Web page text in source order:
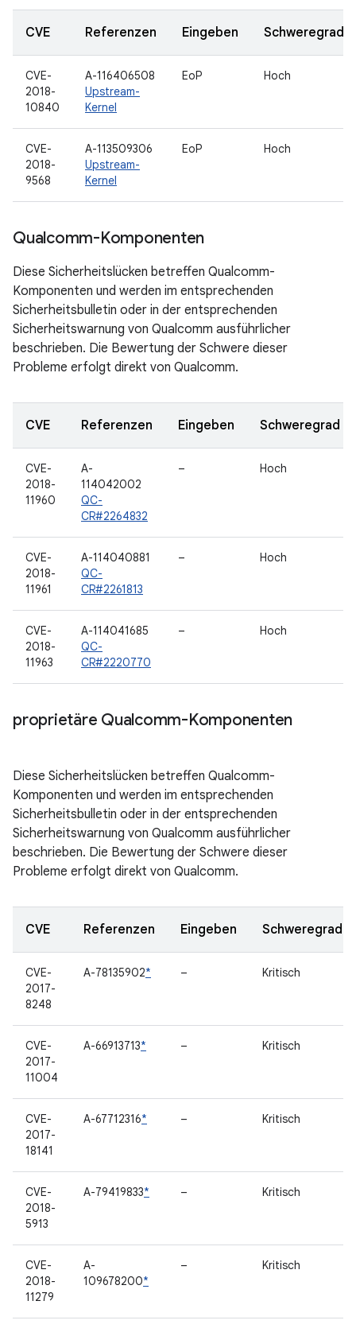
CVE Referenzen Eingeben Schweregrad
CVE-
2018-
10840
A-116406508
Upstream-
Kernel
EoP Hoch
CVE-
2018-
9568
A-113509306
Upstream-
Kernel
EoP Hoch
Qualcomm-Komponenten
Diese Sicherheitslücken betreffen Qualcomm-
Komponenten und werden im entsprechenden
Sicherheitsbulletin oder in der entsprechenden
Sicherheitswarnung von Qualcomm ausführlicher
beschrieben. Die Bewertung der Schwere dieser
Probleme erfolgt direkt von Qualcomm.
CVE Referenzen Eingeben Schweregrad
CVE-
2018-
11960
A-
114042002
QC-
CR#2264832
– Hoch
CVE-
2018-
11961
A-114040881
QC-
CR#2261813
– Hoch
CVE-
2018-
11963
A-114041685
QC-
CR#2220770
– Hoch
proprietäre Qualcomm-Komponenten
Diese Sicherheitslücken betreffen Qualcomm-
Komponenten und werden im entsprechenden
Sicherheitsbulletin oder in der entsprechenden
Sicherheitswarnung von Qualcomm ausführlicher
beschrieben. Die Bewertung der Schwere dieser
Probleme erfolgt direkt von Qualcomm.
CVE Referenzen Eingeben Schweregrad
CVE-
2017-
8248
A-78135902* – Kritisch
CVE-
2017-
11004
A-66913713* – Kritisch
CVE-
2017-
18141
A-67712316* – Kritisch
CVE-
2018-
5913
A-79419833* – Kritisch
CVE-
2018-
11279
A-
109678200*
– Kritisch